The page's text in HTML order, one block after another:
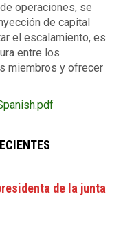
operaciones, se
de capital
el escalamiento, es
entre los
miembros y ofrecer
de la junta